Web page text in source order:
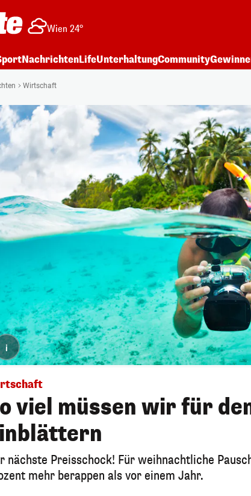
Wien 24°
NachrichtenLifeUnterhaltungCommunity
Wirtschaft
i
viel müssen wir für
nächste Preisschock! Für weihnachtliche
mehr berappen als vor einem Jahr.